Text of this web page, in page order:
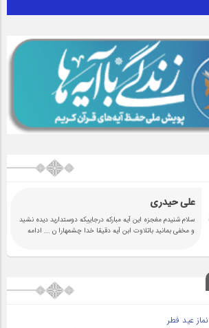
علی حیدری
سلام شنیدم مغجزه این آیه مبارکه درجاییکه دوستدارید دیده نشید
و مخفی بمانید باتلاوت ابن آیه دقیقا خدا چشمهارا ن ... ادامه
نماز عید فطر